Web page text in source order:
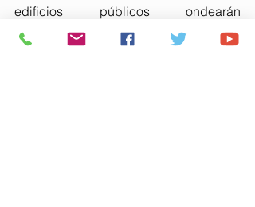
edificios públicos ondearán
igualmente a media asta durante el
periodo de luto.